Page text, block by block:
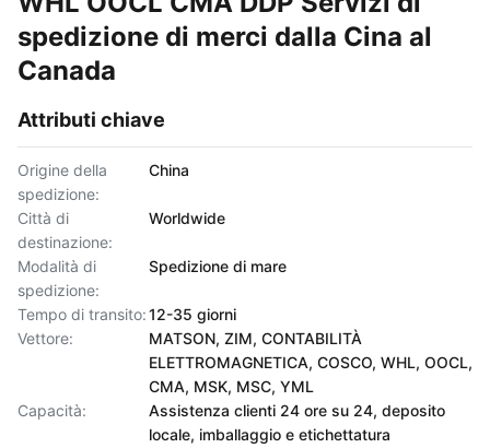
spedizione di merci dalla Cina al
Canada
Attributi chiave
Origine della
spedizione:
China
Città di
destinazione:
Worldwide
Modalità di
spedizione:
Spedizione di mare
Tempo di transito:12-35 giorni
Vettore:
MATSON, ZIM, CONTABILITÀ
ELETTROMAGNETICA, COSCO, WHL, OOCL,
CMA, MSK, MSC, YML
Capacità:
Assistenza clienti 24 ore su 24, deposito
locale, imballaggio e etichettatura